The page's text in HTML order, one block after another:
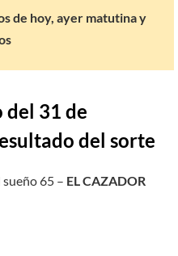
de hoy, ayer matutina y
31 de
del sorte
sueño 65 – EL CAZADOR